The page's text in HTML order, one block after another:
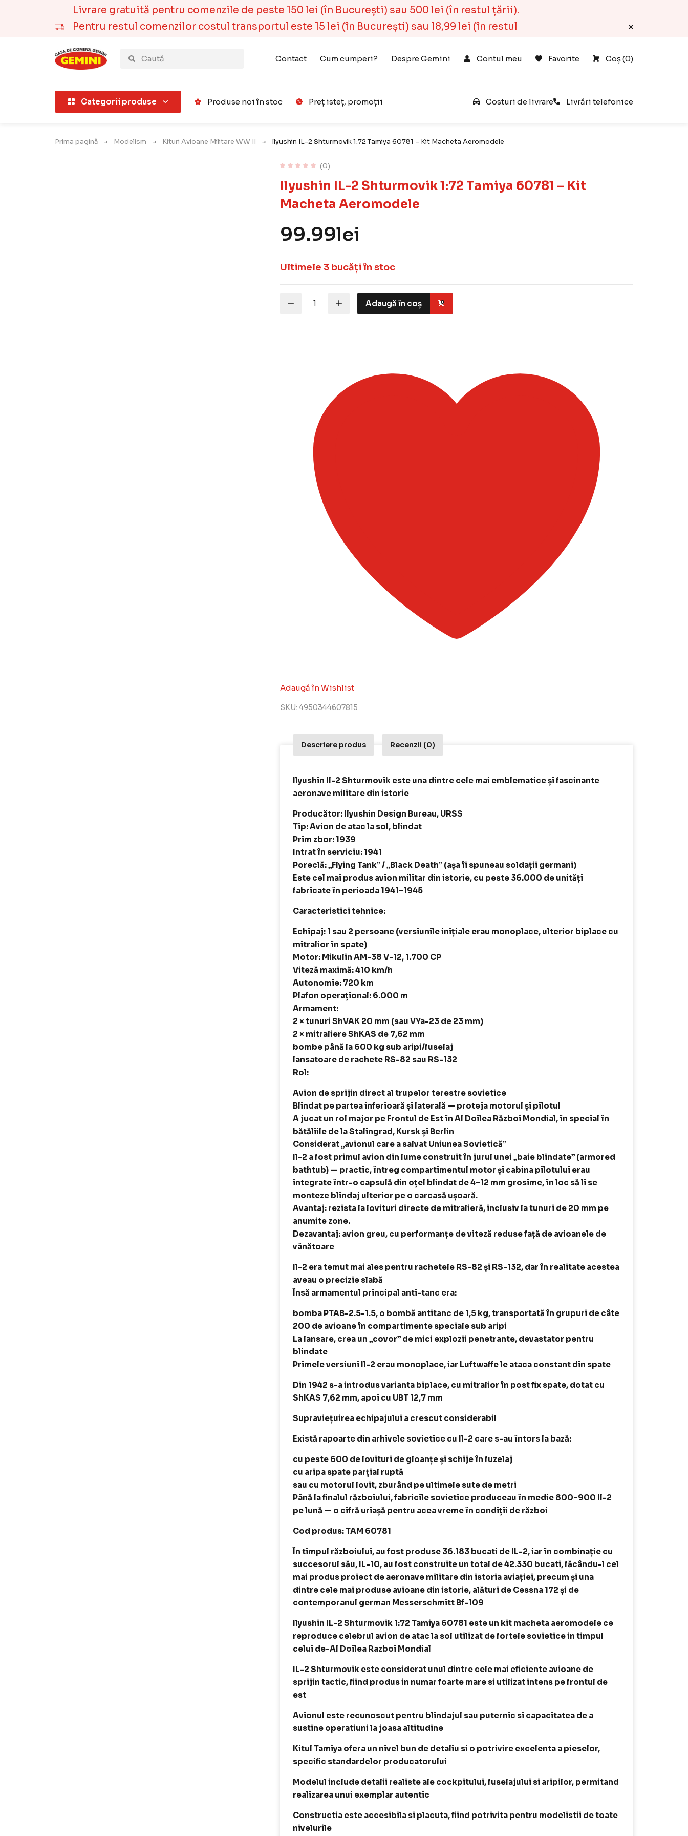
Livrare gratuită pentru comenzile de peste 150 lei (în București) sau 500 lei (în restul țării).
Pentru restul comenzilor costul transportul este 15 lei (în București) sau 18,99 lei (în restul
Contact Cum cumperi? Despre Gemini Contul meu Coș (0)
Favorite
Categorii produse Produse noi în stoc Preț isteț, promoții Costuri de livrare Livrări telefonice
Prima pagină Modelism Kituri Avioane Militare WW II Ilyushin IL-2 Shturmovik 1:72 Tamiya 60781 – Kit Macheta Aeromodele
(0)
Ilyushin IL-2 Shturmovik 1:72 Tamiya 60781 – Kit
Macheta Aeromodele
99.99lei
Ultimele 3 bucăți în stoc
Ilyushin
Adaugă în coș
Adaugă în Wishlist
SKU: 4950344607815
Descriere produs Recenzii (0)
Ilyushin Il-2 Shturmovik este una dintre cele mai emblematice și fascinante
aeronave militare din istorie
Producător: Ilyushin Design Bureau, URSS
Tip: Avion de atac la sol, blindat
Prim zbor: 1939
Intrat în serviciu: 1941
Poreclă: „Flying Tank” / „Black Death” (așa îi spuneau soldații germani)
Este cel mai produs avion militar din istorie, cu peste 36.000 de unități
fabricate în perioada 1941–1945
Caracteristici tehnice:
Echipaj: 1 sau 2 persoane (versiunile inițiale erau monoplace, ulterior biplace cu
mitralior în spate)
Motor: Mikulin AM-38 V-12, 1.700 CP
Viteză maximă: 410 km/h
Autonomie: 720 km
Plafon operațional: 6.000 m
Armament:
2 × tunuri ShVAK 20 mm (sau VYa-23 de 23 mm)
2 × mitraliere ShKAS de 7,62 mm
bombe până la 600 kg sub aripi/fuselaj
lansatoare de rachete RS-82 sau RS-132
Rol:
Avion de sprijin direct al trupelor terestre sovietice
Blindat pe partea inferioară și laterală — proteja motorul și pilotul
A jucat un rol major pe Frontul de Est în Al Doilea Război Mondial, în special în
bătăliile de la Stalingrad, Kursk și Berlin
Considerat „avionul care a salvat Uniunea Sovietică”
Il-2 a fost primul avion din lume construit în jurul unei „baie blindate” (armored
bathtub) — practic, întreg compartimentul motor și cabina pilotului erau
integrate într-o capsulă din oțel blindat de 4–12 mm grosime, în loc să li se
monteze blindaj ulterior pe o carcasă ușoară.
Avantaj: rezista la lovituri directe de mitralieră, inclusiv la tunuri de 20 mm pe
anumite zone.
Dezavantaj: avion greu, cu performanțe de viteză reduse față de avioanele de
vânătoare
Il-2 era temut mai ales pentru rachetele RS-82 și RS-132, dar în realitate acestea
aveau o precizie slabă
Însă armamentul principal anti-tanc era:
bomba PTAB-2.5-1.5, o bombă antitanc de 1,5 kg, transportată în grupuri de câte
200 de avioane în compartimente speciale sub aripi
La lansare, crea un „covor” de mici explozii penetrante, devastator pentru
blindate
Primele versiuni Il-2 erau monoplace, iar Luftwaffe le ataca constant din spate
Din 1942 s-a introdus varianta biplace, cu mitralior în post fix spate, dotat cu
ShKAS 7,62 mm, apoi cu UBT 12,7 mm
Supraviețuirea echipajului a crescut considerabil
Există rapoarte din arhivele sovietice cu Il-2 care s-au întors la bază:
cu peste 600 de lovituri de gloanțe și schije în fuzelaj
cu aripa spate parțial ruptă
sau cu motorul lovit, zburând pe ultimele sute de metri
Până la finalul războiului, fabricile sovietice produceau în medie 800–900 Il-2
pe lună — o cifră uriașă pentru acea vreme în condiții de război
Cod produs: TAM 60781
În timpul războiului, au fost produse 36.183 bucati de IL-2, iar în combinație cu
succesorul său, IL-10, au fost construite un total de 42.330 bucati,făcându-l cel
mai produs proiect de aeronave militare din istoria aviației, precum și una
dintre cele mai produse avioane din istorie, alături de Cessna 172 și de
contemporanul german Messerschmitt Bf-109
Ilyushin IL-2 Shturmovik 1:72 Tamiya 60781 este un kit macheta aeromodele ce
reproduce celebrul avion de atac la sol utilizat de fortele sovietice in timpul
celui de-Al Doilea Razboi Mondial
IL-2 Shturmovik este considerat unul dintre cele mai eficiente avioane de
sprijin tactic, fiind produs in numar foarte mare si utilizat intens pe frontul de
est
Avionul este recunoscut pentru blindajul sau puternic si capacitatea de a
sustine operatiuni la joasa altitudine
Kitul Tamiya ofera un nivel bun de detaliu si o potrivire excelenta a pieselor,
specific standardelor producatorului
Modelul include detalii realiste ale cockpitului, fuselajului si aripilor, permitand
realizarea unui exemplar autentic
Constructia este accesibila si placuta, fiind potrivita pentru modelistii de toate
nivelurile